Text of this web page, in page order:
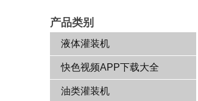
产品类别
液体灌装机
快色视频APP下载大全
油类灌装机